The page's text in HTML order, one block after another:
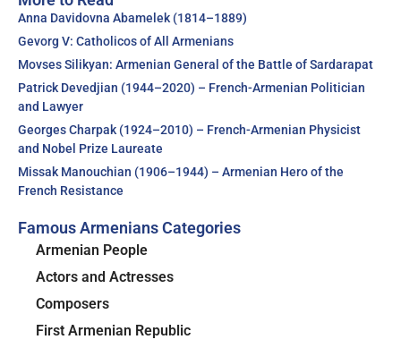
Anna Davidovna Abamelek (1814–1889)
Gevorg V: Catholicos of All Armenians
Movses Silikyan: Armenian General of the Battle of Sardarapat
Patrick Devedjian (1944–2020) – French-Armenian Politician
and Lawyer
Georges Charpak (1924–2010) – French-Armenian Physicist
and Nobel Prize Laureate
Missak Manouchian (1906–1944) – Armenian Hero of the
French Resistance
Famous Armenians Categories
Armenian People
Actors and Actresses
Composers
First Armenian Republic